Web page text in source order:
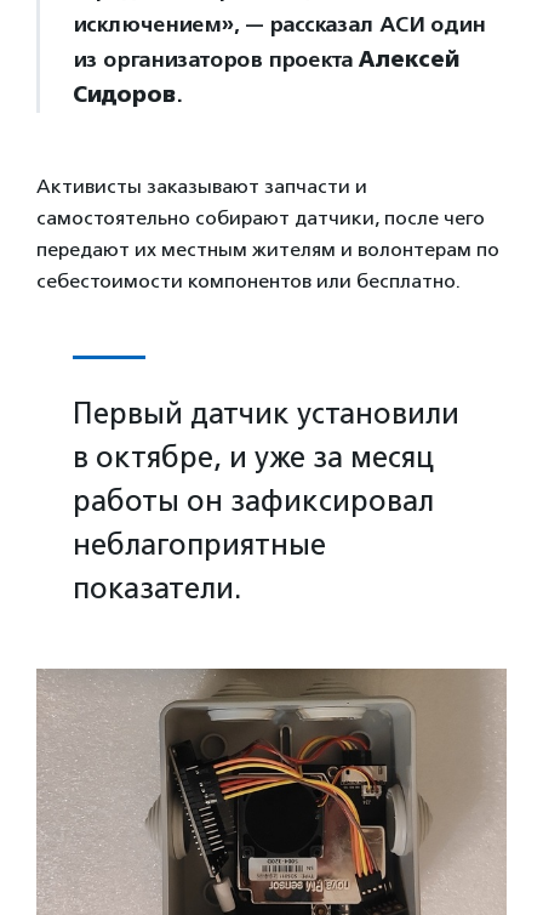
исключением», — рассказал АСИ один
из организаторов проекта Алексей
Сидоров.
Активисты заказывают запчасти и
самостоятельно собирают датчики, после чего
передают их местным жителям и волонтерам по
себестоимости компонентов или бесплатно.
Первый датчик установили
в октябре, и уже за месяц
работы он зафиксировал
неблагоприятные
показатели.